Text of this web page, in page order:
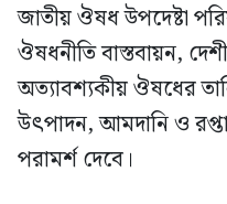
জাতীয় ঔষধ উপদেষ্টা
ঔষধনীতি বাস্তবায়ন,
অত্যাবশ্যকীয় ঔষধের
উৎপাদন, আমদানি ও
পরামর্শ দেবে।